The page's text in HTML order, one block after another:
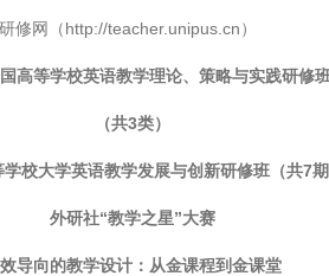
修网（http://teacher.unipus.cn）
国高等学校英语教学理论、策略与实践研修
（共3类）
校大学英语教学发展与创新研修班（共7期
外研社“教学之星”大赛
导向的教学设计：从金课程到金课堂